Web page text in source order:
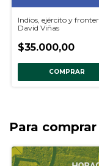
Indios, ejército y
David Viñas
$35.000,00
COMPRAR
Para